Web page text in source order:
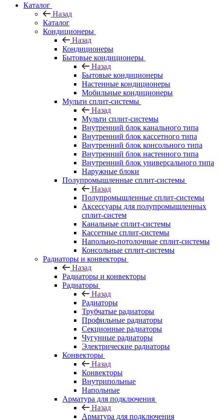
Каталог
Назад
Каталог
Кондиционеры
Назад
Кондиционеры
Бытовые кондиционеры
Назад
Бытовые кондиционеры
Настенные кондиционеры
Мобильные кондиционеры
Мульти сплит-системы
Назад
Мульти сплит-системы
Внутренний блок канального типа
Внутренний блок кассетного типа
Внутренний блок консольного типа
Внутренний блок настенного типа
Внутренний блок универсального типа
Наружные блоки
Полупромышленные сплит-системы
Назад
Полупромышленные сплит-системы
Аксессуары для полупромышленных
сплит-систем
Канальные сплит-системы
Кассетные сплит-системы
Напольно-потолочные сплит-системы
Консольные сплит-системы
Радиаторы и конвекторы
Назад
Радиаторы и конвекторы
Радиаторы
Назад
Радиаторы
Трубчатые радиаторы
Профильные радиаторы
Секционные радиаторы
Чугунные радиаторы
Электрические радиаторы
Конвекторы
Назад
Конвекторы
Внутрипольные
Напольные
Арматура для подключения
Назад
Арматура для подключения